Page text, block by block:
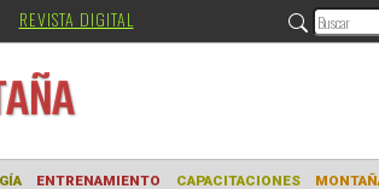
REVISTA DIGITAL